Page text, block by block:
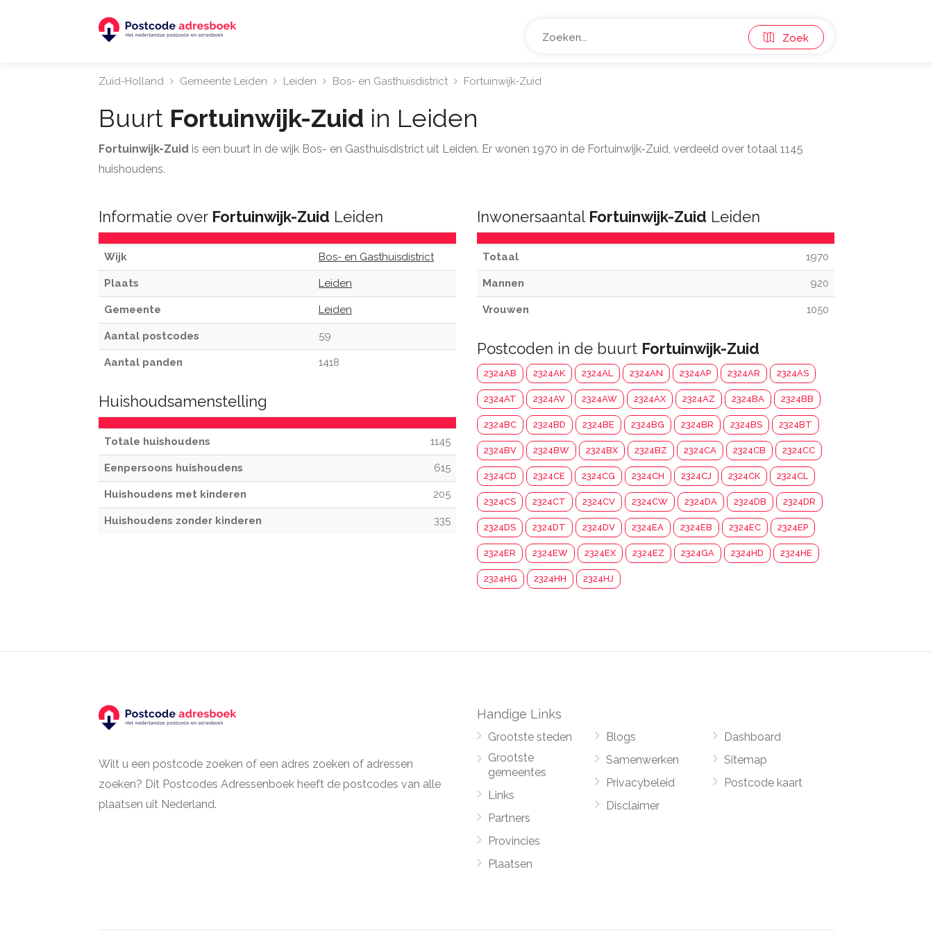
Zoek
Zuid-Holland Gemeente Leiden Leiden Bos- en Gasthuisdistrict Fortuinwijk-Zuid
Buurt Fortuinwijk-Zuid in Leiden
Fortuinwijk-Zuid is een buurt in de wijk Bos- en Gasthuisdistrict uit Leiden. Er wonen 1970 in de Fortuinwijk-Zuid, verdeeld over totaal 1145
huishoudens.
Informatie over Fortuinwijk-Zuid Leiden
Wijk Bos- en Gasthuisdistrict
Plaats Leiden
Gemeente Leiden
Aantal postcodes 59
Aantal panden 1418
Huishoudsamenstelling
Totale huishoudens 1145
Eenpersoons huishoudens 615
Huishoudens met kinderen 205
Huishoudens zonder kinderen 335
Inwonersaantal Fortuinwijk-Zuid Leiden
Totaal 1970
Mannen 920
Vrouwen 1050
Postcoden in de buurt Fortuinwijk-Zuid
2324AB 2324AK 2324AL 2324AN 2324AP 2324AR 2324AS
2324AT 2324AV 2324AW 2324AX 2324AZ 2324BA 2324BB
2324BC 2324BD 2324BE 2324BG 2324BR 2324BS 2324BT
2324BV 2324BW 2324BX 2324BZ 2324CA 2324CB 2324CC
2324CD 2324CE 2324CG 2324CH 2324CJ 2324CK 2324CL
2324CS 2324CT 2324CV 2324CW 2324DA 2324DB 2324DR
2324DS 2324DT 2324DV 2324EA 2324EB 2324EC 2324EP
2324ER 2324EW 2324EX 2324EZ 2324GA 2324HD 2324HE
2324HG 2324HH 2324HJ
Wilt u een postcode zoeken of een adres zoeken of adressen
zoeken? Dit Postcodes Adressenboek heeft de postcodes van alle
plaatsen uit Nederland.
Handige Links
Grootste steden
Grootste
gemeentes
Links
Partners
Provincies
Plaatsen
Blogs
Samenwerken
Privacybeleid
Disclaimer
Dashboard
Sitemap
Postcode kaart